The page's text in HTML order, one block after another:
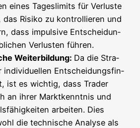
eines Tages­li­mits für Ver­lus­te
das Risi­ko zu kon­trol­lie­ren und
dass impul­si­ve Ent­schei­dun­
Ver­lus­ten führen.
Wei­ter­bil­dung: Da die Stra­
indi­vi­du­el­len Ent­schei­dungs­fin­
ist es wich­tig, dass Trader
an ihrer Markt­kennt­nis und
arbei­ten. Dies
die tech­ni­sche Ana­ly­se als